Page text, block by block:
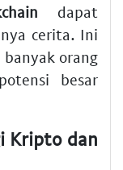
dapat
cerita. Ini
orang
besar
Kripto dan